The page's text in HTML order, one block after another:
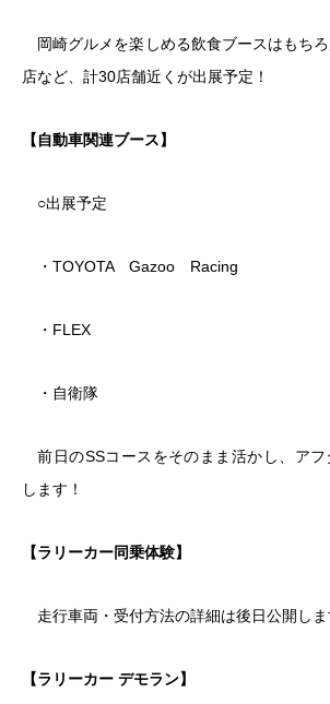
岡崎グルメを楽しめる飲食ブースはもち
店など、計30店舗近くが出展予定！
【自動車関連ブース】
○出展予定
・TOYOTA Gazoo Racing
・FLEX
・自衛隊
前日のSSコースをそのまま活かし、アフ
します！
【ラリーカー同乗体験】
走行車両・受付方法の詳細は後日公開しま
【ラリーカー デモラン】